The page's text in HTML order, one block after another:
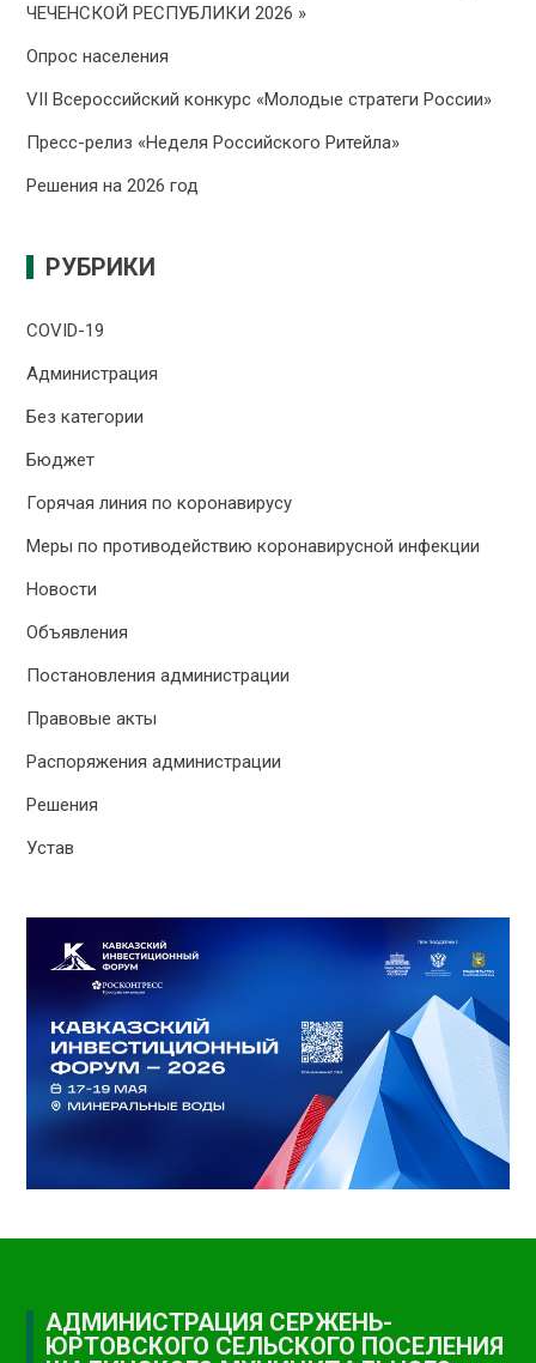
ЧЕЧЕНСКОЙ РЕСПУБЛИКИ 2026 »
Опрос населения
VII Всероссийский конкурс «Молодые стратеги России»
Пресс-релиз «Неделя Российского Ритейла»
Решения на 2026 год
РУБРИКИ
COVID-19
Администрация
Без категории
Бюджет
Горячая линия по коронавирусу
Меры по противодействию коронавирусной инфекции
Новости
Объявления
Постановления администрации
Правовые акты
Распоряжения администрации
Решения
Устав
АДМИНИСТРАЦИЯ СЕРЖЕНЬ-
ЮРТОВСКОГО СЕЛЬСКОГО ПОСЕЛЕНИЯ